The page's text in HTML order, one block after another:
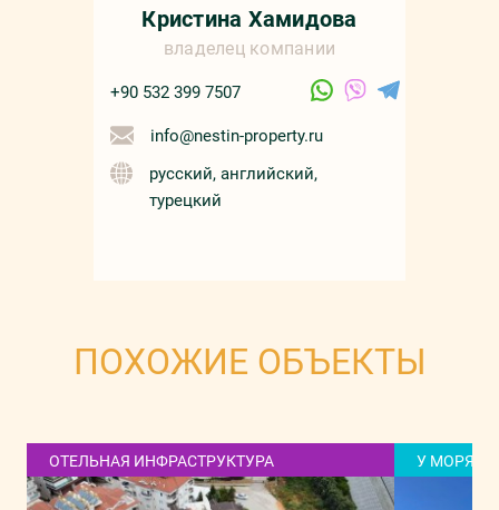
Кристина Хамидова
владелец компании
+90 532 399 7507
info@nestin-property.ru
русский, английский,
турецкий
ПОХОЖИЕ ОБЪЕКТЫ
ОТЕЛЬНАЯ ИНФРАСТРУКТУРА У МОРЯ